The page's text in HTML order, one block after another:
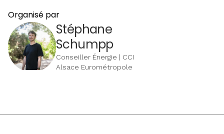
Organisé par
Stéphane
Schumpp
Conseiller Énergie | CCI
Alsace Eurométropole